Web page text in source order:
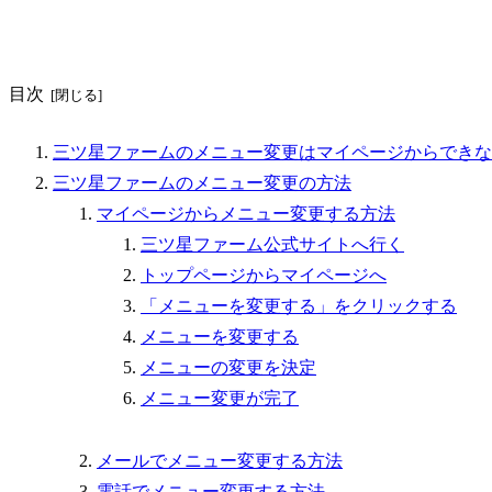
目次
三ツ星ファームのメニュー変更はマイページからでき
三ツ星ファームのメニュー変更の方法
マイページからメニュー変更する方法
三ツ星ファーム公式サイトへ行く
トップページからマイページへ
「メニューを変更する」をクリックする
メニューを変更する
メニューの変更を決定
メニュー変更が完了
メールでメニュー変更する方法